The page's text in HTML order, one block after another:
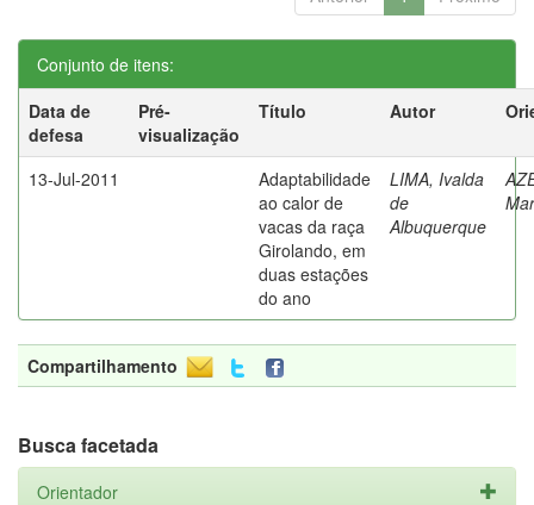
Conjunto de itens:
Data de
defesa
Pré-
visualização
Título Autor
13-Jul-2011
Adaptabilidade
ao calor de
vacas da raça
Girolando, em
duas estações
do ano
LIMA, Ivalda
de
Albuquerque
Compartilhamento
Busca facetada
Orientador